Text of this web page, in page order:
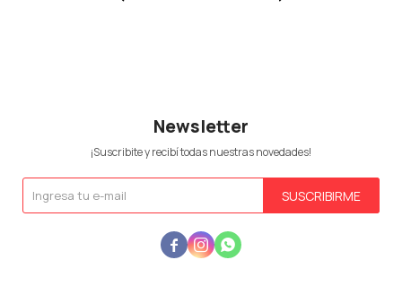
Newsletter
¡Suscribite y recibí todas nuestras novedades!
SUSCRIBIRME
  